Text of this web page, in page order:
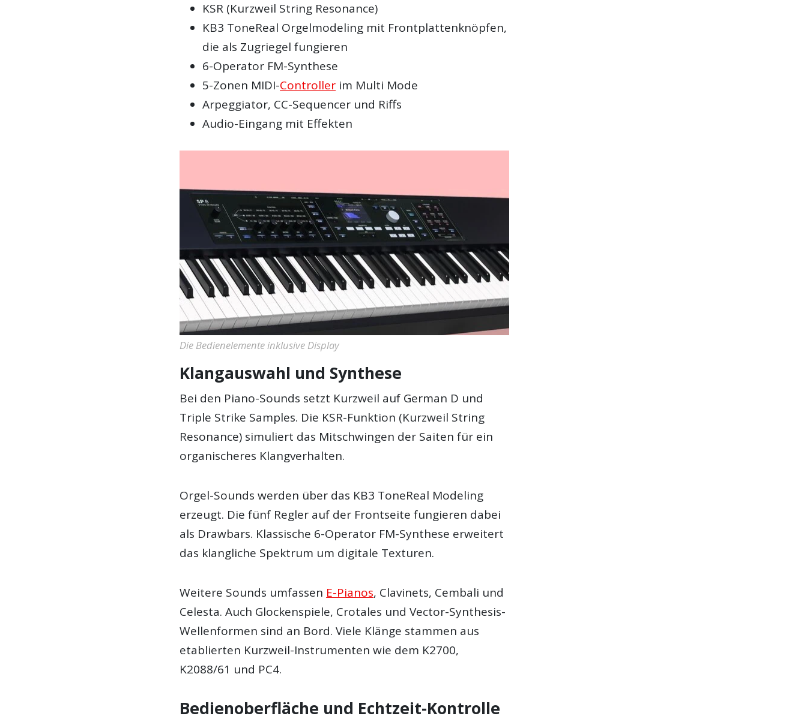
KSR (Kurzweil String Resonance)
KB3 ToneReal Orgelmodeling mit Frontplattenknöpfen,
die als Zugriegel fungieren
6-Operator FM-Synthese
5-Zonen MIDI-Controller im Multi Mode
Arpeggiator, CC-Sequencer und Riffs
Audio-Eingang mit Effekten
Die Bedienelemente inklusive Display
Klangauswahl und Synthese
Bei den Piano-Sounds setzt Kurzweil auf German D und
Triple Strike Samples. Die KSR-Funktion (Kurzweil String
Resonance) simuliert das Mitschwingen der Saiten für ein
organischeres Klangverhalten.
Orgel-Sounds werden über das KB3 ToneReal Modeling
erzeugt. Die fünf Regler auf der Frontseite fungieren dabei
als Drawbars. Klassische 6-Operator FM-Synthese erweitert
das klangliche Spektrum um digitale Texturen.
Weitere Sounds umfassen E-Pianos, Clavinets, Cembali und
Celesta. Auch Glockenspiele, Crotales und Vector-Synthesis-
Wellenformen sind an Bord. Viele Klänge stammen aus
etablierten Kurzweil-Instrumenten wie dem K2700,
K2088/61 und PC4.
Bedienoberfläche und Echtzeit-Kontrolle